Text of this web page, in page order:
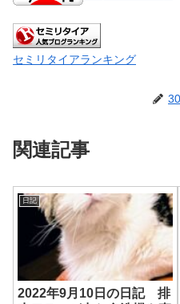
セミリタイアランキング
関連記事
日記
2022年9月10日の日記 排